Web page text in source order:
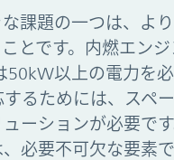
課題の一つは、よ
とです。内燃エン
50kW以上の電力を
るためには、スペ
ーションが必要で
必要不可欠な要素